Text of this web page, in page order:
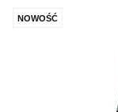
NOWOŚĆ